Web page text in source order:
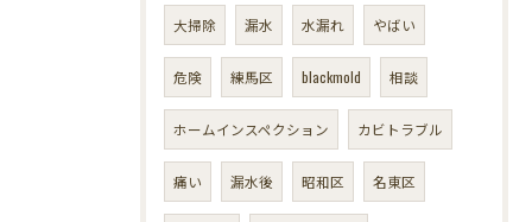
大掃除 漏水 水漏れ やばい
危険 練馬区 blackmold 相談
ホームインスペクション カビトラブル
痛い 漏水後 昭和区 名東区